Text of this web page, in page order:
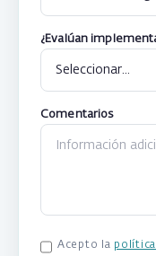
¿Evalúan
Comentarios
Acepto la